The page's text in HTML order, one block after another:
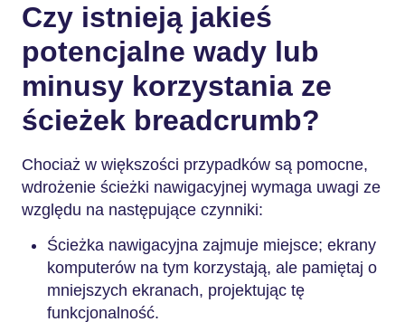
Czy istnieją jakieś
potencjalne wady lub
minusy korzystania ze
ścieżek breadcrumb?
Chociaż w większości przypadków są pomocne,
wdrożenie ścieżki nawigacyjnej wymaga uwagi ze
względu na następujące czynniki:
Ścieżka nawigacyjna zajmuje miejsce; ekrany
komputerów na tym korzystają, ale pamiętaj o
mniejszych ekranach, projektując tę
funkcjonalność.